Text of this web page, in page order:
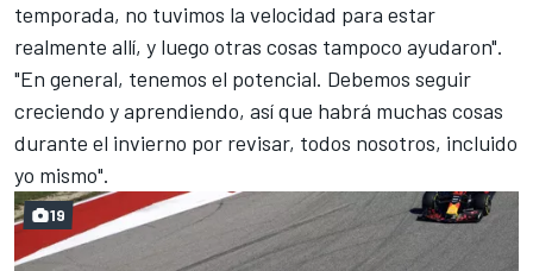
temporada, no tuvimos la velocidad para estar
realmente allí, y luego otras cosas tampoco ayudaron".
"En general, tenemos el potencial. Debemos seguir
creciendo y aprendiendo, así que habrá muchas cosas
durante el invierno por revisar, todos nosotros, incluido
yo mismo".
19